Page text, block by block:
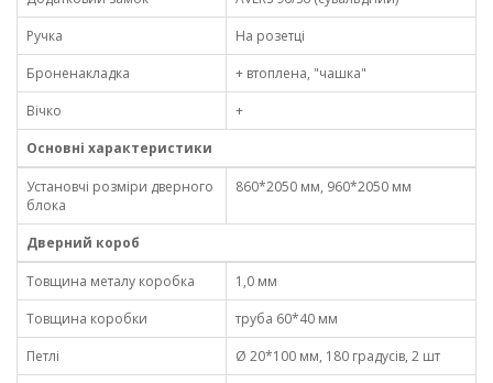
Ручка
На розетці
Броненакладка
+ втоплена, "чашка"
Вічко
+
Основні характеристики
Установчі розміри дверного
блока
860*2050 мм, 960*2050 мм
Дверний короб
Товщина металу коробка
1,0 мм
Товщина коробки
труба 60*40 мм
Петлі
Ø 20*100 мм, 180 градусів, 2 шт